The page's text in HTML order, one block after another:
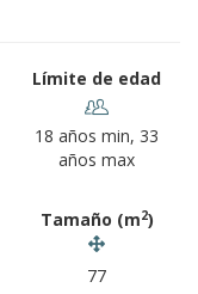
Límite de edad
18 años min, 33
años max
Tamaño (m2)
77